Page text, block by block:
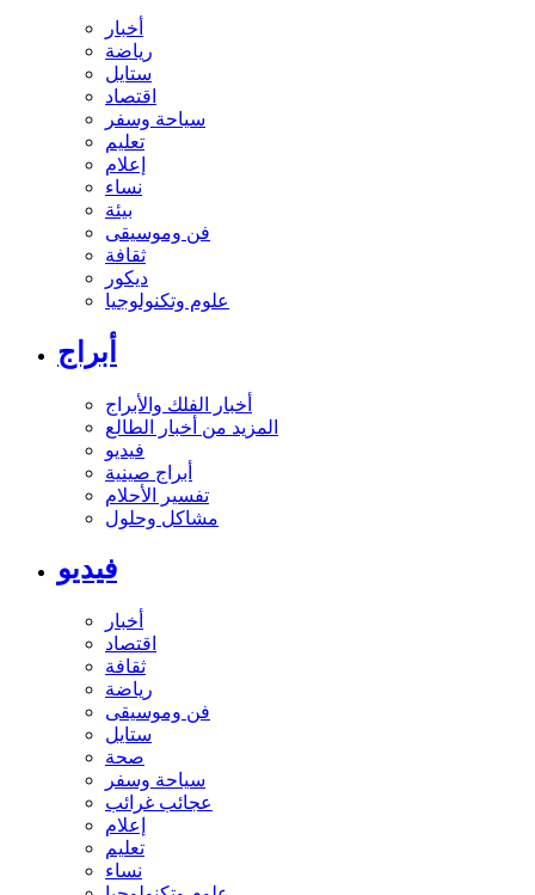
أخبار
رياضة
ستايل
اقتصاد
سياحة وسفر
تعليم
إعلام
نساء
بيئة
فن وموسيقى
ثقافة
ديكور
علوم وتكنولوجيا
أبراج
أخبار الفلك والأبراج
المزيد من أخبار الطالع
فيديو
أبراج صينية
تفسير الأحلام
مشاكل وحلول
فيديو
أخبار
اقتصاد
ثقافة
رياضة
فن وموسيقى
ستايل
صحة
سياحة وسفر
عجائب غرائب
إعلام
تعليم
نساء